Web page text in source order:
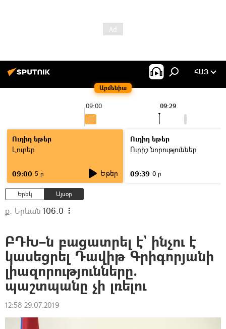
Արմենիա
ՀԱՅ
09:00 09:29
Ուղիղ եթեր
Լուրեր
09:00 5 ր Եթեր
Ուղիղ եթեր
Ուրիշ նորություններ
09:39 0 ր
Երեկ Այսօր
ք. Երևան 106.0
ԲԴԽ–ն բացատրել է` ինչու է
կասեցրել Դավիթ Գրիգորյանի
լիազորությունները.
պաշտպանը չի լռելու
12:58 29.07.2019